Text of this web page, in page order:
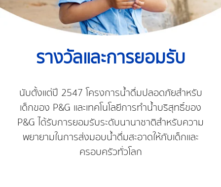
รางวัลและการยอมรับ
นับตั้งแต่ปี 2547 โครงการน้ำดื่มปลอดภัยสำหรับ
เด็กของ P&G และเทคโนโลยีการทำน้ำบริสุทธิ์ของ
P&G ได้รับการยอมรับระดับนานาชาติสำหรับความ
พยายามในการส่งมอบน้ำดื่มสะอาดให้กับเด็กและ
ครอบครัวทั่วโลก